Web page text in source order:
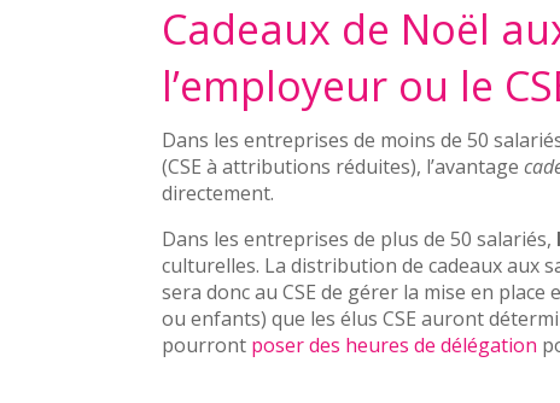
Cadeaux de Noël
l’employeur ou le
Dans les entreprises de moins de 50
(CSE à attributions réduites), l’avantage
directement.
Dans les entreprises de plus de 50 salariés,
culturelles. La distribution de cadeaux aux
sera donc au CSE de gérer la mise en
ou enfants) que les élus CSE auront
pourront poser des heures de délégation